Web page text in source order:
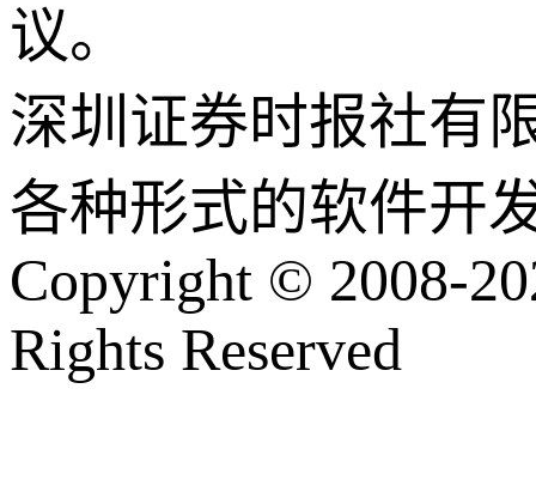
议。
深圳证券时报社有
各种形式的软件开
Copyright © 2008-
Rights Reserved